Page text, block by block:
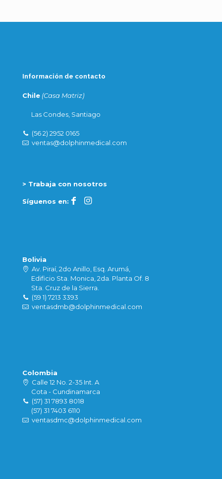
Información de contacto
Chile (Casa Matriz)
Las Condes, Santiago
(56 2) 2952 0165
ventas@dolphinmedical.com
> Trabaja con nosotros
Síguenos en:
Bolivia
Av. Piraí, 2do Anillo, Esq. Arumá,
Edificio Sta. Monica, 2da. Planta Of. 8
Sta. Cruz de la Sierra.
(59 1) 7213 3393
ventasdmb@dolphinmedical.com
Colombia
Calle 12 No. 2-35 Int. A
Cota - Cundinamarca
(57) 31 7893 8018
(57) 31 7403 6110
ventasdmc@dolphinmedical.com